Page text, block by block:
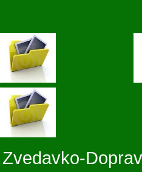
Zvedavko-